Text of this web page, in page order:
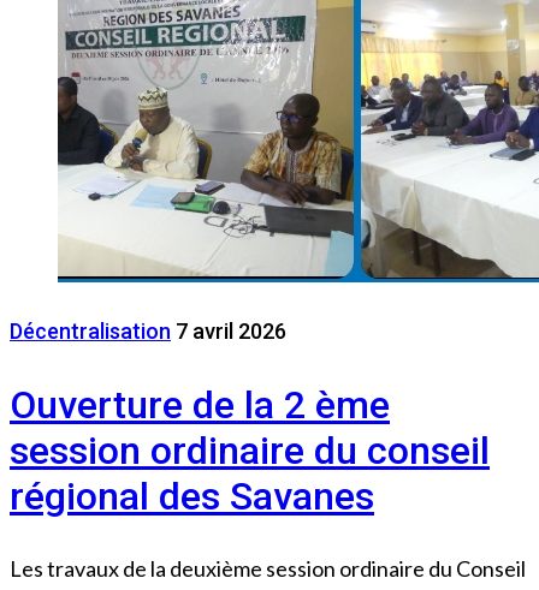
Décentralisation 7 avril 2026
Ouverture de la 2 ème
session ordinaire du conseil
régional des Savanes
Les travaux de la deuxième session ordinaire du Conseil